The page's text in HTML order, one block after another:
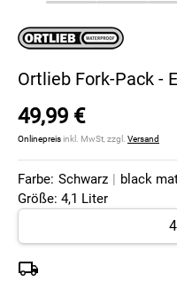
Ortlieb Fork-Pack -
49,99 €
Onlinepreisinkl. MwSt, zzgl. Versand
Farbe: Schwarz | black
Größe: 4,1 Liter